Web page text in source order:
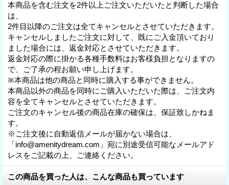
本商品を含む注文を2件以上ご注文いただいたと判断した場合
は、
2件目以降のご注文は全てキャンセルとさせていただきます。
キャンセルしましたご注文に対して、既にご入金頂いており
ました場合には、返金対応とさせていただきます。
返金対応の際に掛かる各種手数料はお客様負担となりますの
で、ご了承の程お願い申し上げます。
※本商品は他の商品と同時に購入する事ができません。
本商品以外の商品を同時にご購入いただいた際は、ご注文内
容を全てキャンセルとさせていただきます。
ご注文のキャンセル後の商品在庫の確保は、保証致しかねま
す。
※ご注文後に自動返信メールが届かない場合は、
「info@amenitydream.com」宛に別途受信可能なメールアド
レスをご記載の上、ご連絡ください。
この商品を買った人は、こんな商品も買っています